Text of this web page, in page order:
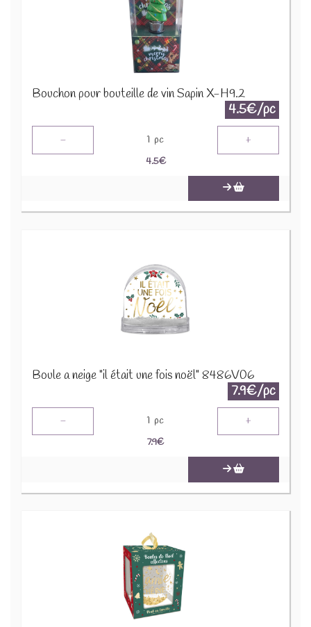
Bouchon pour bouteille de vin Sapin X-H9.2
4.5€/pc
- 1 pc +
4.5€
Boule a neige "il était une fois noël" 8486V06
7.9€/pc
- 1 pc +
7.9€